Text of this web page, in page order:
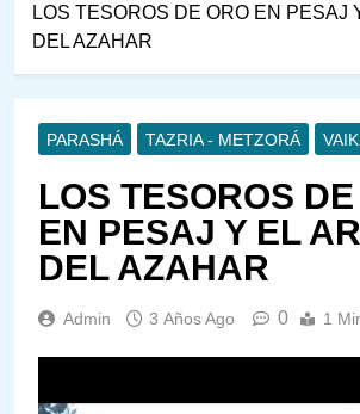
LOS TESOROS DE ORO EN PESAJ
DEL AZAHAR
PARASHÁ TAZRIA - METZORÁ
LOS TESOROS
EN PESAJ Y EL
DEL AZAHAR
Admin 3 Años Ago 0 1